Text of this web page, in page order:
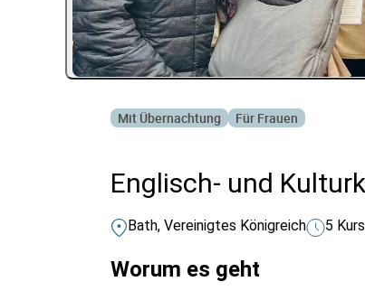
Mit Übernachtung Für Frauen
Englisch- und
Bath, Vereinigtes Königreich 5
Worum es geht